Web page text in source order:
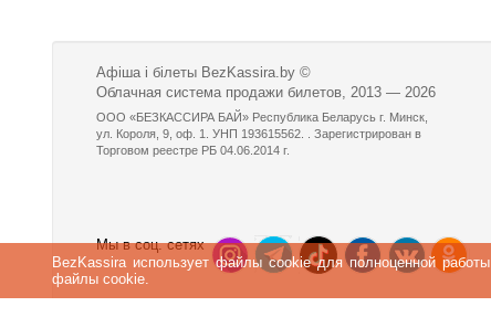
BezKassira использует файлы cookie для полноценной
файлы cookie.
Афіша і білеты BezKassira.by ©
Облачная система продажи билетов, 2013 — 2026
ООО «БЕЗКАССИРА БАЙ» Республика Беларусь г. Минск,
ул. Короля, 9, оф. 1. УНП 193615562. . Зарегистрирован в
Торговом реестре РБ 04.06.2014 г.
Мы в соц. сетях